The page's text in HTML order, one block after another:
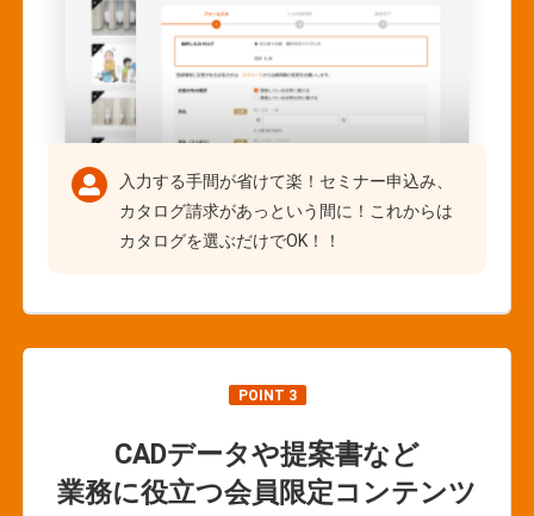
入力する手間が省けて楽！セミナー申込み、
カタログ請求があっという間に！これからは
カタログを選ぶだけでOK！！
POINT 3
CADデータや提案書など
業務に役立つ会員限定コンテンツ